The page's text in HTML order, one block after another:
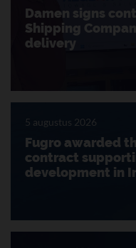
Damen signs
Shipping
delivery
5 augustus 2026
Fugro awarded
contract
development in